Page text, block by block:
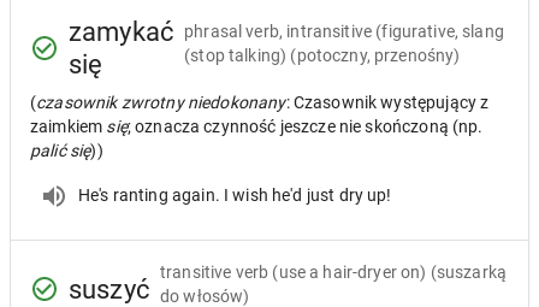
zamykać
się
phrasal verb, intransitive (figurative, slang
(stop talking) (potoczny, przenośny)
(czasownik zwrotny niedokonany: Czasownik występujący z
zaimkiem się; oznacza czynność jeszcze nie skończoną (np.
palić się))
He's ranting again. I wish he'd just dry up!
suszyć
transitive verb (use a hair-dryer on) (suszarką
do włosów)